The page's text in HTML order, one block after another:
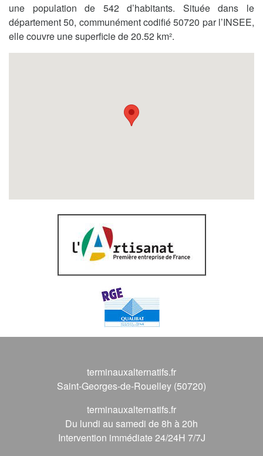
une population de 542 d’habitants. Située dans le
département 50, communément codifié 50720 par l’INSEE,
elle couvre une superficie de 20.52 km².
terminauxalternatifs.fr
Saint-Georges-de-Rouelley (50720)
terminauxalternatifs.fr
Du lundi au samedi de 8h à 20h
Intervention immédiate 24/24H 7/7J